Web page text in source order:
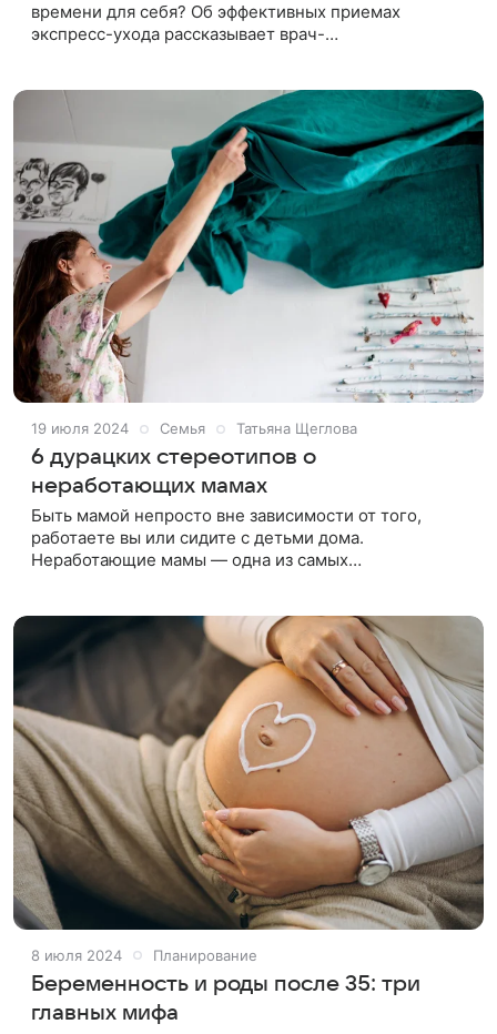
времени для себя? Об эффективных приемах
экспресс-ухода рассказывает врач-
19 июля 2024 Семья Татьяна Щеглова
6 дурацких стереотипов о
неработающих мамах
Быть мамой непросто вне зависимости от того,
работаете вы или сидите с детьми дома.
Неработающие мамы — одна из самых
8 июля 2024 Планирование
Беременность и роды после 35: три
главных мифа